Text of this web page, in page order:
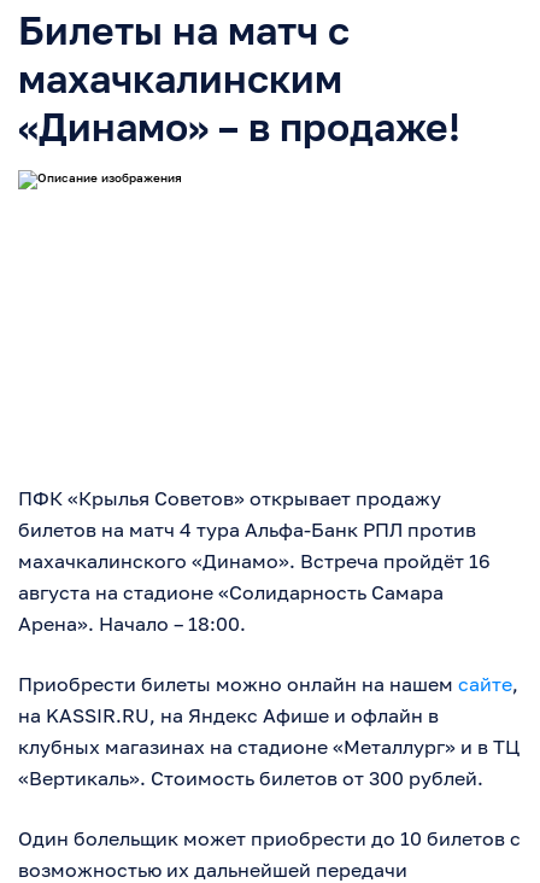
Билеты на матч с
махачкалинским
«Динамо» – в продаже!
ПФК «Крылья Советов» открывает продажу
билетов на матч 4 тура Альфа-Банк РПЛ против
махачкалинского «Динамо». Встреча пройдёт 16
августа на стадионе «Солидарность Самара
Арена». Начало – 18:00.
Приобрести билеты можно онлайн на нашем сайте,
на KASSIR.RU, на Яндекс Афише и офлайн в
клубных магазинах на стадионе «Металлург» и в ТЦ
«Вертикаль». Стоимость билетов от 300 рублей.
Один болельщик может приобрести до 10 билетов с
возможностью их дальнейшей передачи